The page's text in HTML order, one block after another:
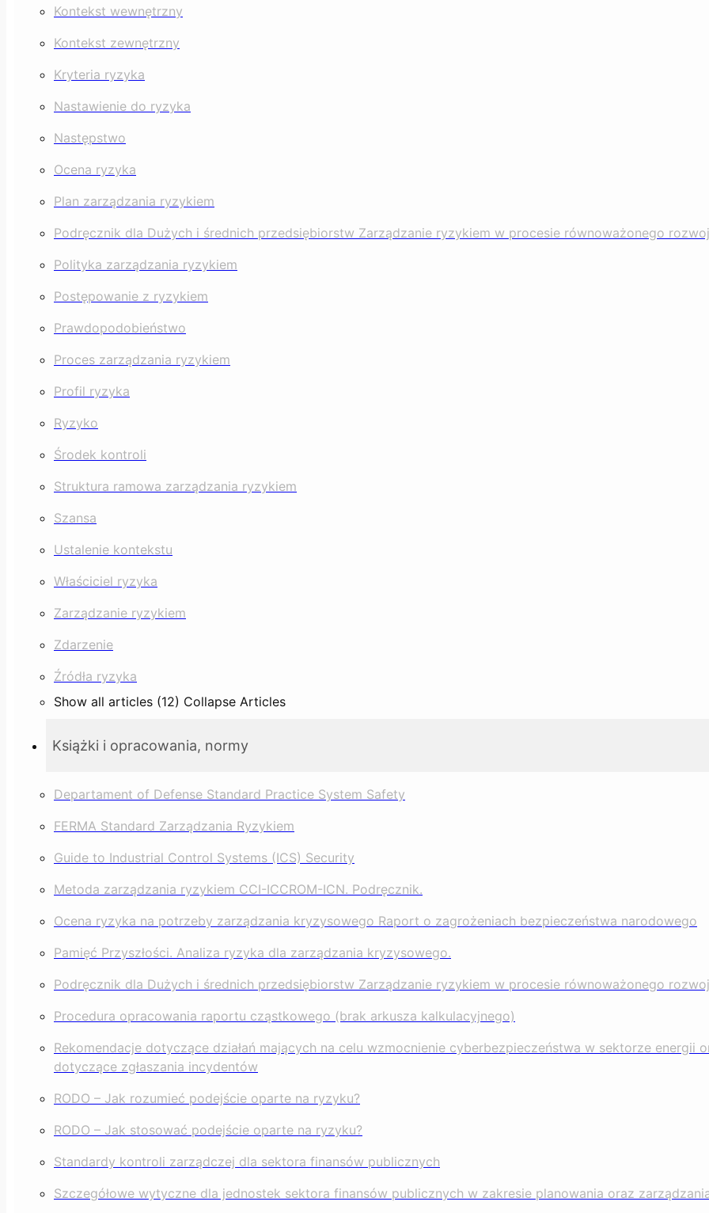
Kontekst wewnętrzny
Kontekst zewnętrzny
Kryteria ryzyka
Nastawienie do ryzyka
Następstwo
Ocena ryzyka
Plan zarządzania ryzykiem
Podręcznik dla Dużych i średnich przedsiębiorstw Zarządzanie ryzykiem w procesie równoważonego
Polityka zarządzania ryzykiem
Postępowanie z ryzykiem
Prawdopodobieństwo
Proces zarządzania ryzykiem
Profil ryzyka
Ryzyko
Środek kontroli
Struktura ramowa zarządzania ryzykiem
Szansa
Ustalenie kontekstu
Właściciel ryzyka
Zarządzanie ryzykiem
Zdarzenie
Źródła ryzyka
Show all articles (12) Collapse Articles
Książki i opracowania, normy
Departament of Defense Standard Practice System Safety
FERMA Standard Zarządzania Ryzykiem
Guide to Industrial Control Systems (ICS) Security
Metoda zarządzania ryzykiem CCI-ICCROM-ICN. Podręcznik.
Ocena ryzyka na potrzeby zarządzania kryzysowego Raport o zagrożeniach bezpieczeństwa narodowego
Pamięć Przyszłości. Analiza ryzyka dla zarządzania kryzysowego.
Podręcznik dla Dużych i średnich przedsiębiorstw Zarządzanie ryzykiem w procesie równoważonego
Procedura opracowania raportu cząstkowego (brak arkusza kalkulacyjnego)
Rekomendacje dotyczące działań mających na celu wzmocnienie cyberbezpieczeństwa w sektorze energii
dotyczące zgłaszania incydentów
RODO – Jak rozumieć podejście oparte na ryzyku?
RODO – Jak stosować podejście oparte na ryzyku?
Standardy kontroli zarządczej dla sektora finansów publicznych
Szczegółowe wytyczne dla jednostek sektora finansów publicznych w zakresie planowania oraz